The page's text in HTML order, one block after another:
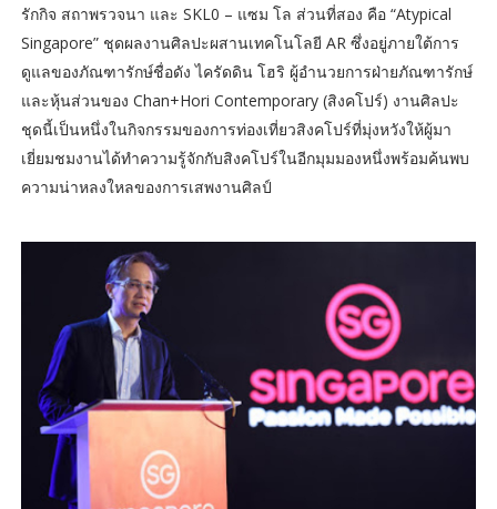
รักกิจ สถาพรวจนา และ SKL0 – แซม โล ส่วนที่สอง คือ “Atypical
Singapore” ชุดผลงานศิลปะผสานเทคโนโลยี AR ซึ่งอยู่ภายใต้การ
ดูแลของภัณฑารักษ์ชื่อดัง ไครัดดิน โฮริ ผู้อำนวยการฝ่ายภัณฑารักษ์
และหุ้นส่วนของ Chan+Hori Contemporary (สิงคโปร์) งานศิลปะ
ชุดนี้เป็นหนึ่งในกิจกรรมของการท่องเที่ยวสิงคโปร์ที่มุ่งหวังให้ผู้มา
เยี่ยมชมงานได้ทำความรู้จักกับสิงคโปร์ในอีกมุมมองหนึ่งพร้อมค้นพบ
ความน่าหลงใหลของการเสพงานศิลป์